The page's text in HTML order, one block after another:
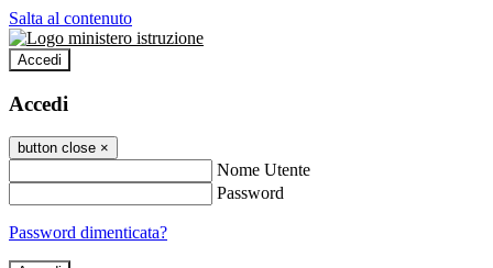
Salta al contenuto
Accedi
Accedi
button close ×
Nome Utente
Password
Password dimenticata?